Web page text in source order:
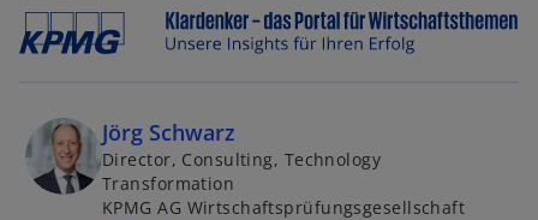
Jörg Schwarz
Director, Consulting, Technology
Transformation
KPMG AG Wirtschaftsprüfungsgesellschaft